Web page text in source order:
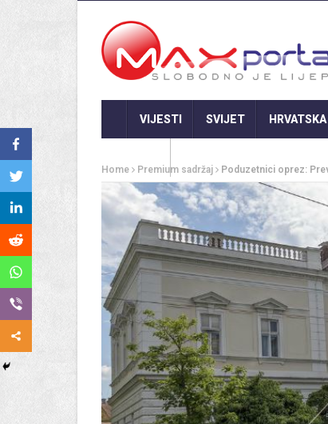
VIJESTI SVIJET HRVATSKA
Home Premium sadržaj Poduzetnici oprez: